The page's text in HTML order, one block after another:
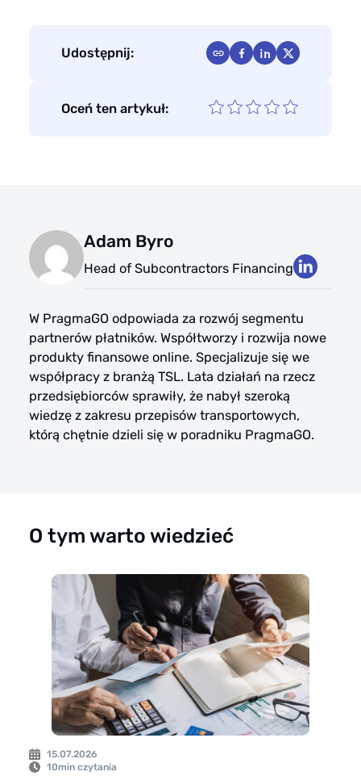
Udostępnij:
Oceń ten artykuł:
Adam Byro
Head of Subcontractors Financing
W PragmaGO odpowiada za rozwój segmentu
partnerów płatników. Współtworzy i rozwija nowe
produkty finansowe online. Specjalizuje się we
współpracy z branżą TSL. Lata działań na rzecz
przedsiębiorców sprawiły, że nabył szeroką
wiedzę z zakresu przepisów transportowych,
którą chętnie dzieli się w poradniku PragmaGO.
O tym warto wiedzieć
15.07.2026
10min czytania